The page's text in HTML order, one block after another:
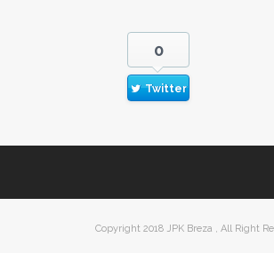
0
Twitter
Copyright 2018 JPK Breza , All Right